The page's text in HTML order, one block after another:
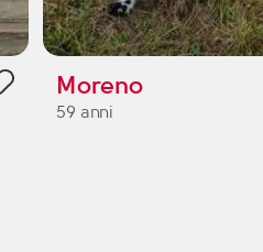
Moreno
59 anni